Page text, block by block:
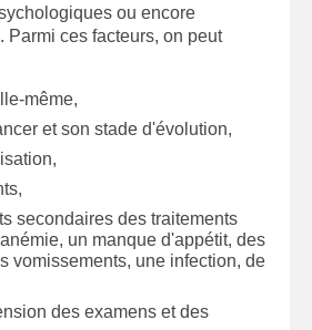
ou encore
Parmi ces facteurs, on peut
même,
et son stade d'évolution,
secondaires des traitements
un manque d'appétit, des
vomissements, une infection, de
des examens et des